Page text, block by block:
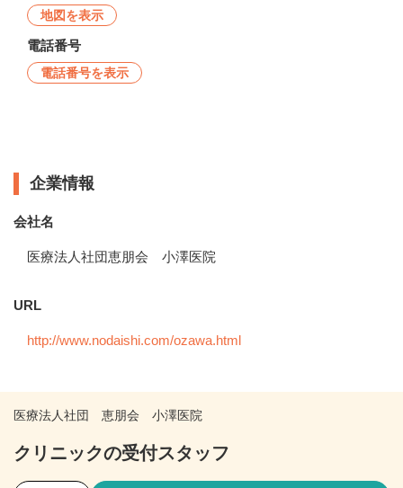
地図を表示
電話番号
電話番号を表示
企業情報
会社名
医療法人社団恵朋会 小澤医院
URL
http://www.nodaishi.com/ozawa.html
医療法人社団 恵朋会 小澤医院
クリニックの受付スタッフ